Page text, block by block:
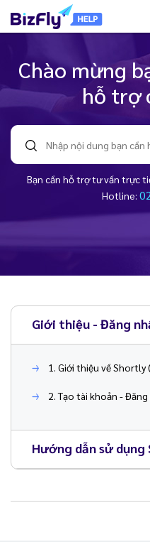
Chào mừng
hỗ trợ
Bạn cần hỗ trợ tư vấn trực
Hotline:
Giới thiệu - Đăng
1. Giới thiệu về
2. Tạo tài khoản - Đăng
Hướng dẫn sử